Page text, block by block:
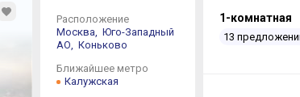
Расположение
Москва,
Юго-Западный
АО,
Коньково
Ближайшее метро
Калужская
1-комнатная
13